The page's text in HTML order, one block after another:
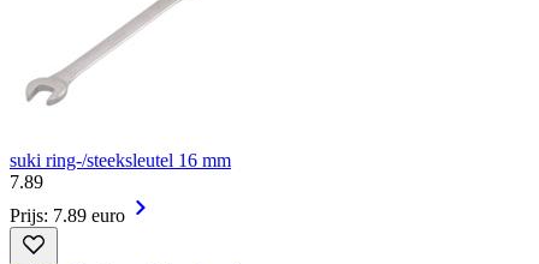
suki ring-/steeksleutel 16 mm
7.89
Prijs: 7.89 euro